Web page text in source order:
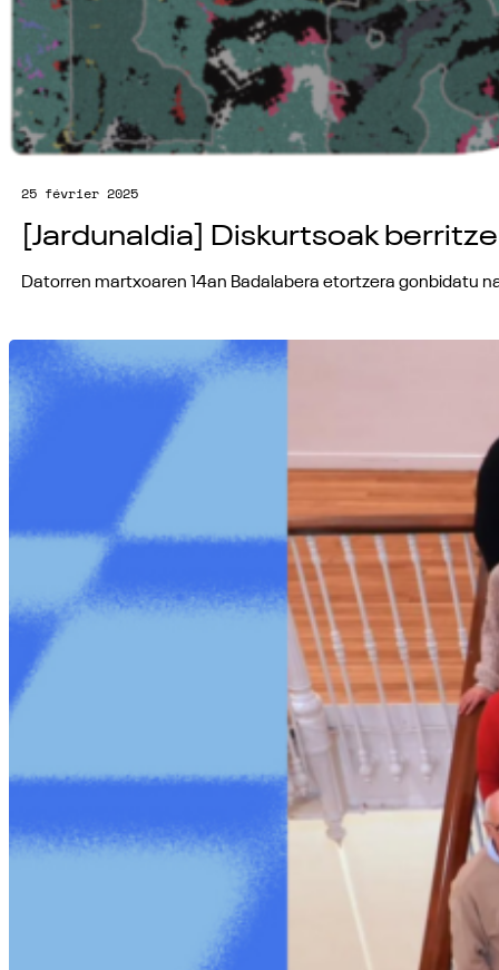
25 février 2025
[Jardunaldia] Diskurtsoak
Datorren martxoaren 14an Badalabera etortzera gonbidatu